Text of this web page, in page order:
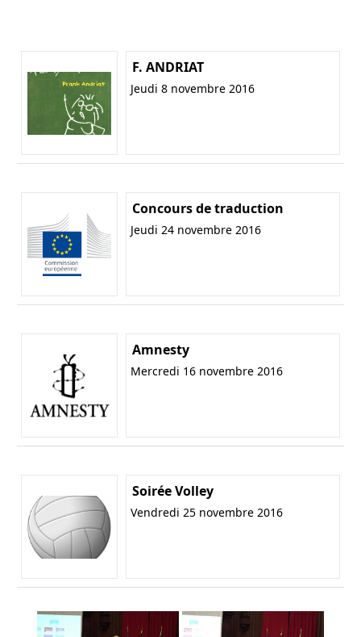
F. ANDRIAT
Jeudi 8 novembre 2016
Concours de traduction
Jeudi 24 novembre 2016
Amnesty
Mercredi 16 novembre 2016
Soirée Volley
Vendredi 25 novembre 2016